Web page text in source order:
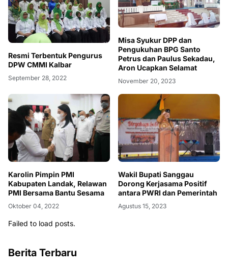
Resmi Terbentuk Pengurus
DPW CMMI Kalbar
September 28, 2022
Misa Syukur DPP dan
Pengukuhan BPG Santo
Petrus dan Paulus Sekadau,
Aron Ucapkan Selamat
November 20, 2023
Karolin Pimpin PMI
Kabupaten Landak, Relawan
PMI Bersama Bantu Sesama
Oktober 04, 2022
Wakil Bupati Sanggau
Dorong Kerjasama Positif
antara PWRI dan Pemerintah
Agustus 15, 2023
Failed to load posts.
Berita Terbaru